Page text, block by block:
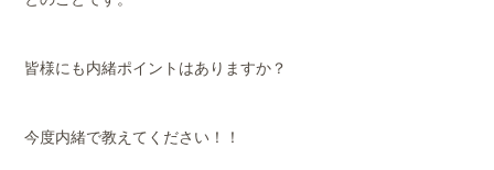
皆様にも内緒ポイントはありますか？
今度内緒で教えてください！！